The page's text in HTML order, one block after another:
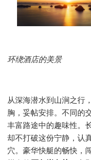
环绕酒店的美景
从深海潜水到山涧之行
胸，妥帖安排。不同的
丰富路途中的趣味性。
却不打破这份宁静，认
穴。豪华快艇的畅快，